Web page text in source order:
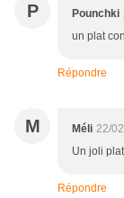
P Pounchki
un plat
Répondre
M Méli 22/
Un joli
Répondre